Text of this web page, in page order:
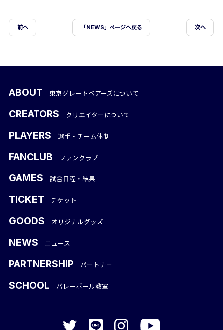
前ヘ 「NEWS」ページへ戻る 次へ
ABOUT 東京グレートベアーズについて
CREATORS クリエイターについて
PLAYERS 選手・チーム体制
FANCLUB ファンクラブ
GAMES 試合日程・結果
TICKET チケット
GOODS オリジナルグッズ
NEWS ニュース
PARTNERSHIP パートナー
SCHOOL バレーボール教室